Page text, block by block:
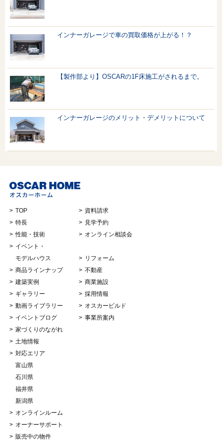
インナーガレージで車の買取価格が上がる！？
【製作部より】OSCARの1F床施工がされるまで。
インナーガレージのメリット・デメリットについて
TOP
特長
性能・技術
イベント・
モデルハウス
商品ラインナップ
建築実例
ギャラリー
動画ライブラリー
イベントブログ
家づくりのながれ
土地情報
対応エリア
富山県
石川県
福井県
新潟県
オンラインルーム
オーナーサポート
販売中の物件
資料請求
見学予約
オンライン相談会
リフォーム
不動産
商業施設
採用情報
オスカービルド
事業所案内